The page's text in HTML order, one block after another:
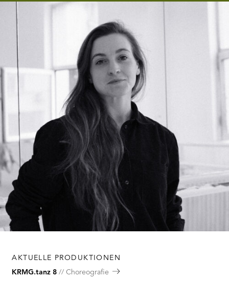
AKTUELLE PRODUKTIONEN
KRMG.tanz 8 Choreografie